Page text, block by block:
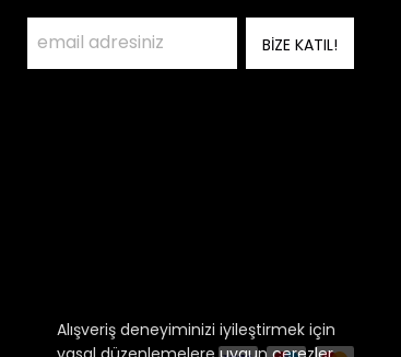
Alışveriş deneyiminizi iyileştirmek için
BİZE KATIL!